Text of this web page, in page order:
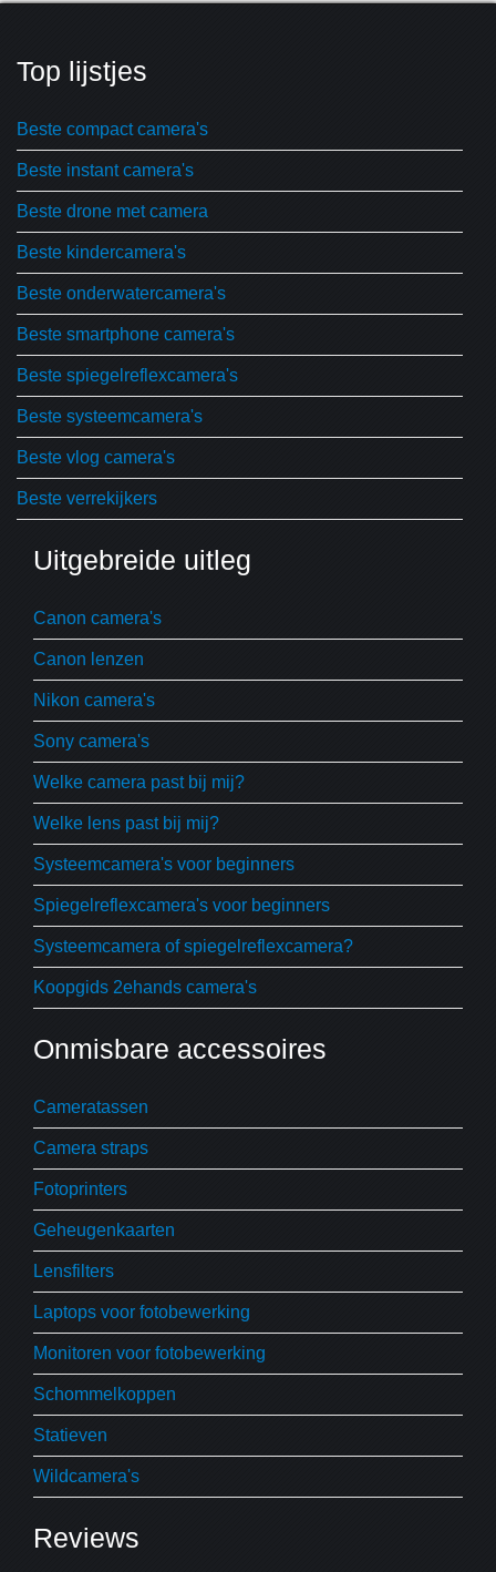
Top lijstjes
Beste compact camera's
Beste instant camera's
Beste drone met camera
Beste kindercamera's
Beste onderwatercamera's
Beste smartphone camera's
Beste spiegelreflexcamera's
Beste systeemcamera's
Beste vlog camera's
Beste verrekijkers
Uitgebreide uitleg
Canon camera's
Canon lenzen
Nikon camera's
Sony camera's
Welke camera past bij mij?
Welke lens past bij mij?
Systeemcamera's voor beginners
Spiegelreflexcamera's voor beginners
Systeemcamera of spiegelreflexcamera?
Koopgids 2ehands camera's
Onmisbare accessoires
Cameratassen
Camera straps
Fotoprinters
Geheugenkaarten
Lensfilters
Laptops voor fotobewerking
Monitoren voor fotobewerking
Schommelkoppen
Statieven
Wildcamera's
Reviews